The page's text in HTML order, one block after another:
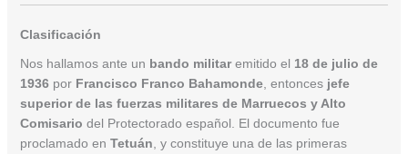
Clasificación
Nos hallamos ante un bando militaremitido el 18 de julio de
1936por Francisco Franco Bahamonde, entonces jefe
superior de las fuerzas militares de Marruecos y Alto
Comisario del Protectorado español. El documento fue
proclamado en Tetuán , y constituye una de las primeras